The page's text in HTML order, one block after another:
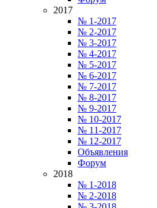
2017
№ 1-2017
№ 2-2017
№ 3-2017
№ 4-2017
№ 5-2017
№ 6-2017
№ 7-2017
№ 8-2017
№ 9-2017
№ 10-2017
№ 11-2017
№ 12-2017
Объявления
Форум
2018
№ 1-2018
№ 2-2018